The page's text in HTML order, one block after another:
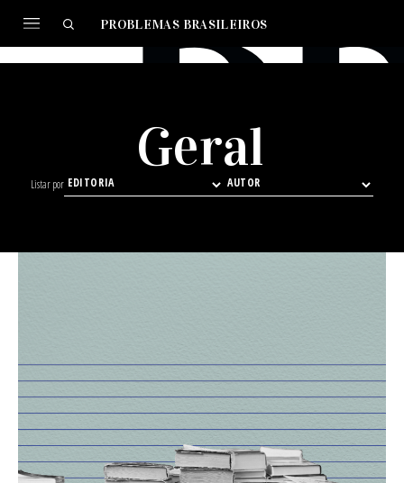
PROBLEMAS BRASILEIROS
Geral
Listar por